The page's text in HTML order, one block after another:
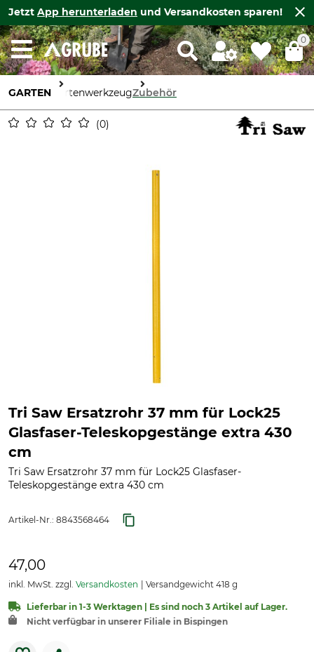
Jetzt App herunterladen und Versandkosten sparen!
0
GARTEN GartenwerkzeugZubehör
0
Tri Saw Ersatzrohr 37 mm für Lock25
Glasfaser-Teleskopgestänge extra 430
cm
Tri Saw Ersatzrohr 37 mm für Lock25 Glasfaser-
Teleskopgestänge extra 430 cm
Artikel-Nr.: 8843568464
47,00
inkl. MwSt. zzgl. Versandkosten Versandgewicht 418 g
Lieferbar in 1-3 Werktagen | Es sind noch 3 Artikel auf Lager.
Nicht verfügbar in unserer Filiale in Bispingen